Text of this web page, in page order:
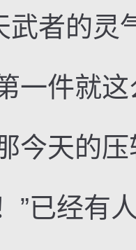
武者的灵
件就这
天的压
经有人